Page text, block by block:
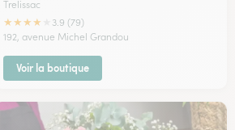
Trelissac
★★★★
3.9 (79)
192, avenue Michel Grandou
Voir la boutique